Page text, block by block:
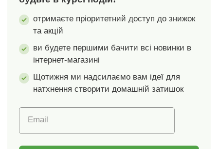
Oeko-Tex. Цей знак
позначає текстильні
вироби, які пройшли
лабораторні
випробування на
широкий спектр
шкідливих речовин, і
понад чинні
стандарти. Можна
прати в пральній
машині.
отримаєте пріоритетний доступ до знижок
та акцій
ви будете першими бачити всі новинки в
інтернет-магазині
Щотижня ми надсилаємо вам ідеї для
натхнення створити домашній затишок
Email